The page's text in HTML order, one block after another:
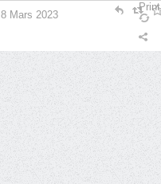
8 Mars 2023
Print